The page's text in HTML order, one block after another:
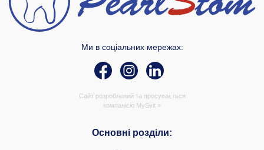
Ми в соціальних мережах:
Сайт розроблений та просувається
компанією MySvit »
Основні розділи: